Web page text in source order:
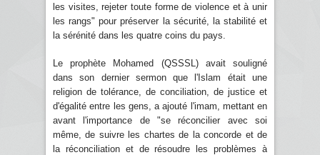
les visites, rejeter toute forme de violence et à unir
les rangs" pour préserver la sécurité, la stabilité et
la sérénité dans les quatre coins du pays.
Le prophète Mohamed (QSSSL) avait souligné
dans son dernier sermon que l'Islam était une
religion de tolérance, de conciliation, de justice et
d'égalité entre les gens, a ajouté l'imam, mettant en
avant l'importance de "se réconcilier avec soi
même, de suivre les chartes de la concorde et de
la réconciliation et de résoudre les problèmes à